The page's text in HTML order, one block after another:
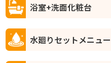
浴室+洗面化粧台
水廻りセットメニュー